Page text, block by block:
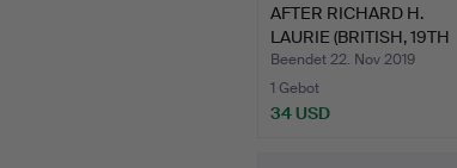
AFTER RICHARD H.
LAURIE (BRITISH, 19TH
CEN…
Beendet 22. Nov 2019
1 Gebot
34 USD